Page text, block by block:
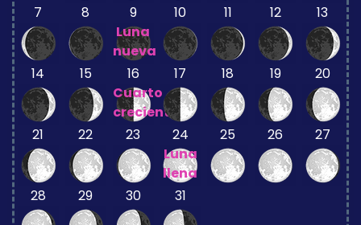
7 8
9
Luna
nueva
10 11 12 13
14 15
16
Cuarto
creciente
17 18 19 20
21 22 23
24
Luna
llena
25 26 27
28 29 30 31